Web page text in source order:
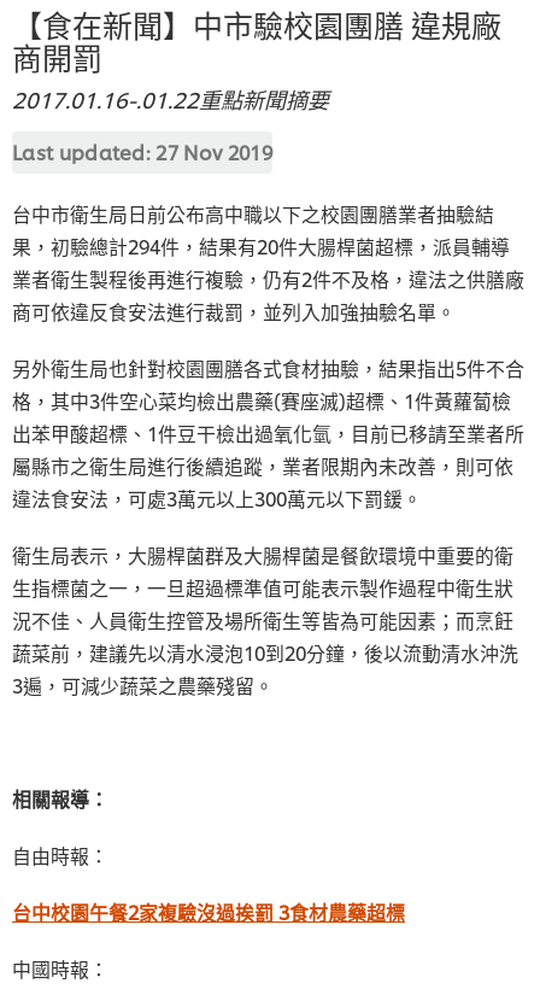
【食在新聞】中市驗校園團膳 違規廠
商開罰
2017.01.16-.01.22重點新聞摘要
Last updated: 27 Nov 2019
台中市衛生局日前公布高中職以下之校園團膳業者抽驗結
果，初驗總計294件，結果有20件大腸桿菌超標，派員輔導
業者衛生製程後再進行複驗，仍有2件不及格，違法之供膳廠
商可依違反食安法進行裁罰，並列入加強抽驗名單。
另外衛生局也針對校園團膳各式食材抽驗，結果指出5件不合
格，其中3件空心菜均檢出農藥(賽座滅)超標、1件黃蘿蔔檢
出苯甲酸超標、1件豆干檢出過氧化氫，目前已移請至業者所
屬縣市之衛生局進行後續追蹤，業者限期內未改善，則可依
違法食安法，可處3萬元以上300萬元以下罰鍰。
衛生局表示，大腸桿菌群及大腸桿菌是餐飲環境中重要的衛
生指標菌之一，一旦超過標準值可能表示製作過程中衛生狀
況不佳、人員衛生控管及場所衛生等皆為可能因素；而烹飪
蔬菜前，建議先以清水浸泡10到20分鐘，後以流動清水沖洗
3遍，可減少蔬菜之農藥殘留。
相關報導：
自由時報：
台中校園午餐2家複驗沒過挨罰 3食材農藥超標
中國時報：